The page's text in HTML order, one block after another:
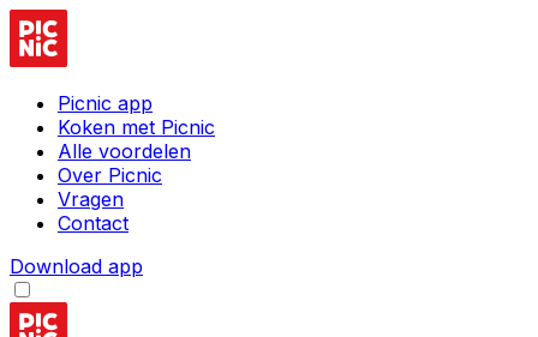
Picnic app
Koken met Picnic
Alle voordelen
Over Picnic
Vragen
Contact
Download app